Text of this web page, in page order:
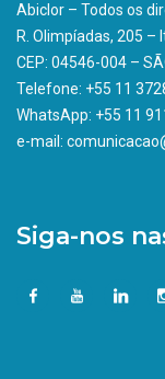
Abiclor – Todos os
R. Olimpíadas, 205 –
CEP: 04546-004 –
Telefone: +55 11
WhatsApp: +55 11
e-mail:
Siga-nos